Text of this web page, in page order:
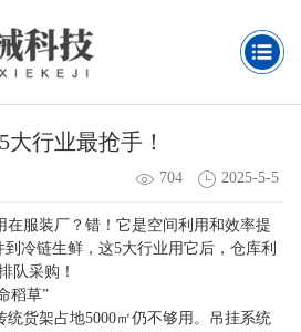
行业最抢手！
704 2025-5-5
在服装厂？错！它是空间利用和效率提
冷链生鲜，这5大行业用它后，仓库利
队采购！
稻草”
统货架占地5000㎡仍不够用。吊挂系统